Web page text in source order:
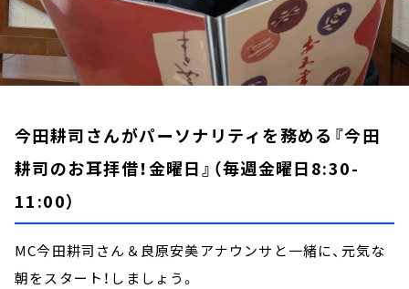
今田耕司さんがパーソナリティを務める『今田
耕司のお耳拝借！金曜日』（毎週金曜日8:30-
11:00）
MC今田耕司さん＆良原安美アナウンサと一緒に、元気な
朝をスタート！しましょう。